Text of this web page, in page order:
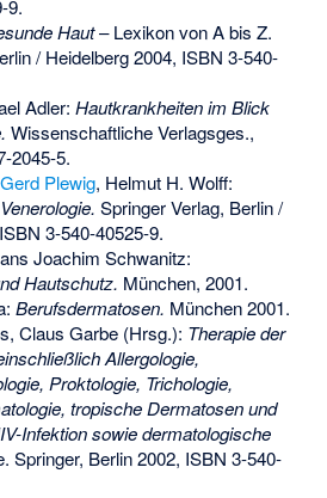
9.
Haut– Lexikon von A bis Z.
/ Heidelberg 2004, ISBN 3-540-
Adler: Hautkrankheiten im Blick
Wissenschaftliche Verlagsges.,
2045-5.
Gerd Plewig, Helmut H. Wolff:
Springer Verlag, Berlin /
ISBN 3-540-40525-9.
Joachim Schwanitz:
Hautschutz. München, 2001.
Berufsdermatosen. München 2001.
Claus Garbe (Hrsg.): Therapie der
Allergologie,
Proktologie, Trichologie,
tropische Dermatosen und
Infektion sowie dermatologische
Springer, Berlin 2002, ISBN 3-540-